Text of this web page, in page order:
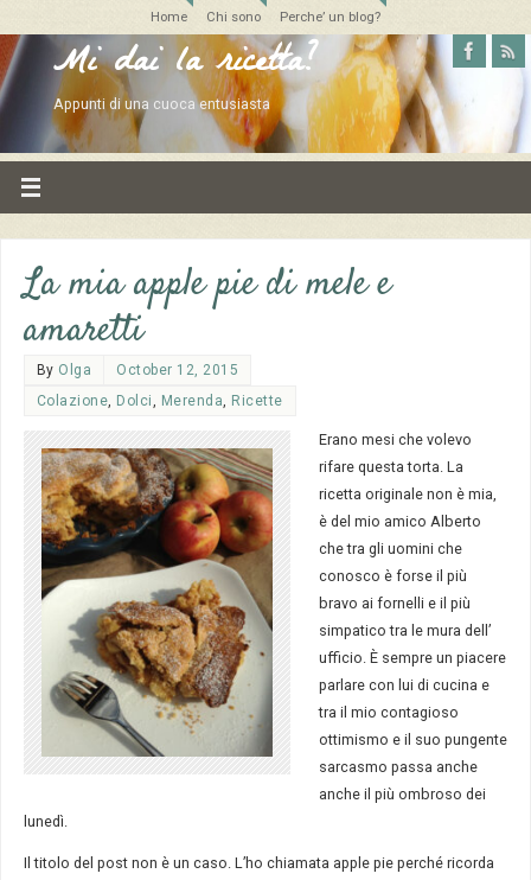
Home Chi sono Perche’ un blog?
Mi dai la ricetta?
Appunti di una cuoca entusiasta
La mia apple pie di mele e
amaretti
By Olga
October 12, 2015
Colazione, Dolci, Merenda, Ricette
Erano mesi che volevo
rifare questa torta. La
ricetta originale non è mia,
è del mio amico Alberto
che tra gli uomini che
conosco è forse il più
bravo ai fornelli e il più
simpatico tra le mura dell’
ufficio. È sempre un piacere
parlare con lui di cucina e
tra il mio contagioso
ottimismo e il suo pungente
sarcasmo passa anche
anche il più ombroso dei
lunedì.
Il titolo del post non è un caso. L’ho chiamata apple pie perché ricorda